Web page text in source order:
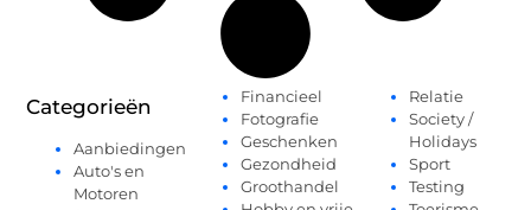
Categorieën
Aanbiedingen
Auto's en
Motoren
Financieel
Fotografie
Geschenken
Gezondheid
Groothandel
Relatie
Society /
Holidays
Sport
Testing